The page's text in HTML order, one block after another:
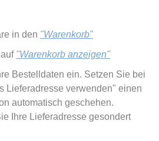
in den "Warenkorb"
"Warenkorb anzeigen"
Bestelldaten ein. Setzen Sie bei
Lieferadresse verwenden" einen
automatisch geschehen.
Ihre Lieferadresse gesondert